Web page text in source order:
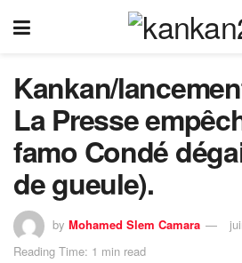
Kankan/
La Presse
famo Condé
de gueule).
by Mohamed Slem Camara
Reading Time: 1 min read